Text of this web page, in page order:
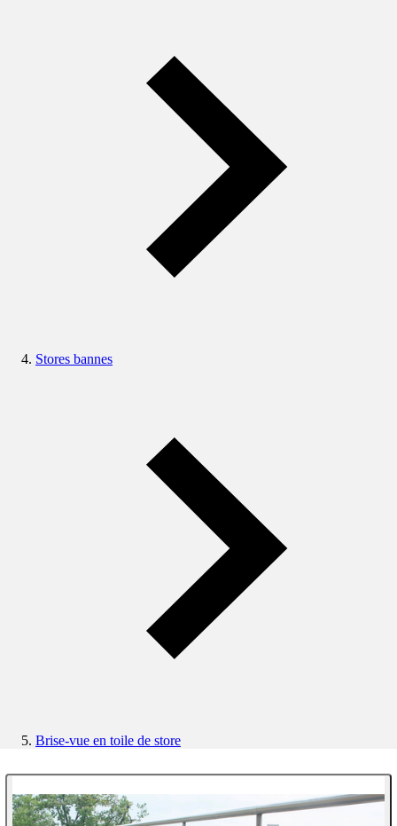
Stores bannes
Brise-vue en toile de store